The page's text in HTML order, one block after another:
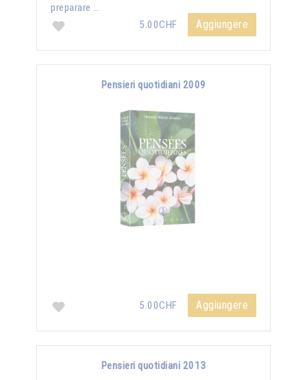
preparare …
5.00CHF
Aggiungere
Pensieri quotidiani 2009
5.00CHF Aggiungere
Pensieri quotidiani 2013